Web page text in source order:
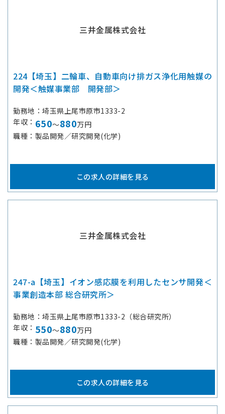
三井金属株式会社
224【埼玉】二輪車、自動車向け排ガス浄化用触媒の
開発＜触媒事業部 開発部＞
勤務地
埼玉県上尾市原市1333-2
年収
650～880万円
職種
製品開発／研究開発(化学)
この求人の詳細を見る
三井金属株式会社
247-a【埼玉】イオン感応膜を利用したセンサ開発＜
事業創造本部 総合研究所＞
勤務地
埼玉県上尾市原市1333-2（総合研究所）
年収
550～880万円
職種
製品開発／研究開発(化学)
この求人の詳細を見る